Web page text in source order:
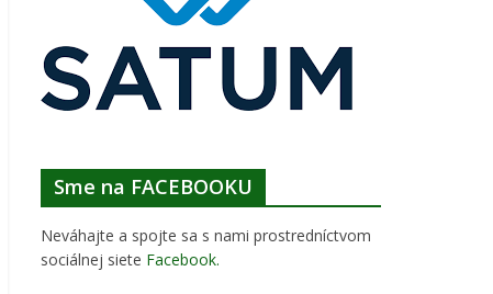
Sme na FACEBOOKU
Neváhajte a spojte sa s nami prostredníctvom
sociálnej siete Facebook.